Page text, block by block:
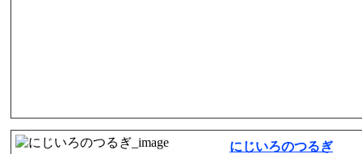
にじいろのつるぎ